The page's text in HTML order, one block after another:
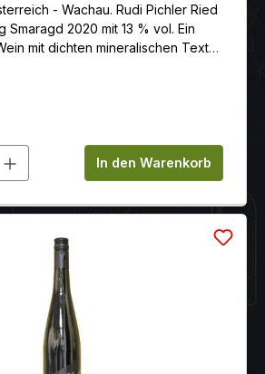
- Wachau. Rudi Pichler Ried
Smaragd 2020 mit 13 % vol. Ein
mit dichten mineralischen Textur
Gib den
In den Warenkorb